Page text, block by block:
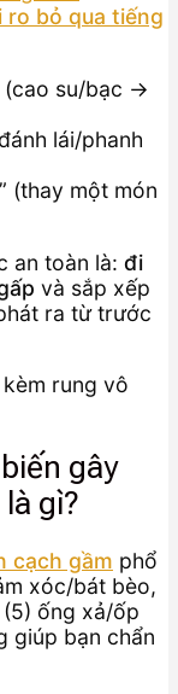
ro bỏ qua tiếng
(cao su/bạc →
lái/phanh
(thay một món
an toàn là: đi
và sắp xếp
ra từ trước
gây
gì?
cạch gầm phổ
xóc/bát bèo,
ống xả/ốp
giúp bạn chẩn